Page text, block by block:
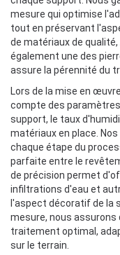
mesure qui optimise
tout en préservant
de matériaux de qualité,
également une des
assure la pérennité du
Lors de la mise en
compte des
support, le taux
matériaux en place.
chaque étape du
parfaite entre le
de précision permet
infiltrations d'eau et
l'aspect décoratif de la
mesure, nous assurons
traitement optimal,
sur le terrain.